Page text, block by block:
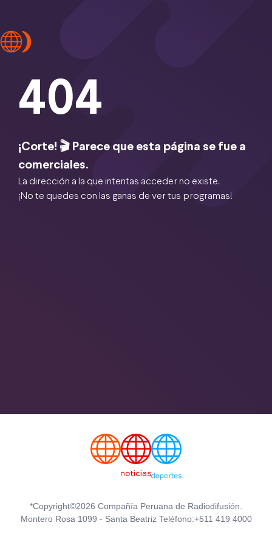
404
¡Corte! 🎬 Parece que esta página se fue a
comerciales.
La dirección a la que intentas acceder no existe.
¡No te quedes con las ganas de ver tus programas!
*Copyright©2026 Compañía Peruana de Radiodifusión.
Montero Rosa 1099 - Santa Beatriz Teléfono:+511 419 4000